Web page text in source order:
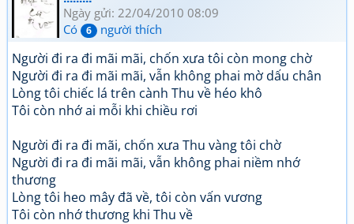
Ngày gửi: 22/04/2010 08:09
Có
6 người thích
Người đi ra đi mãi mãi, chốn xưa tôi còn mong chờ
Người đi ra đi mãi mãi, vẫn không phai mờ dấu chân
Lòng tôi chiếc lá trên cành Thu về héo khô
Tôi còn nhớ ai mỗi khi chiều rơi
Người đi ra đi mãi, chốn xưa Thu vàng tôi chờ
Người đi ra đi mãi mãi, vẫn không phai niềm nhớ
thương
Lòng tôi heo mây đã về, tôi còn vấn vương
Tôi còn nhớ thương khi Thu về